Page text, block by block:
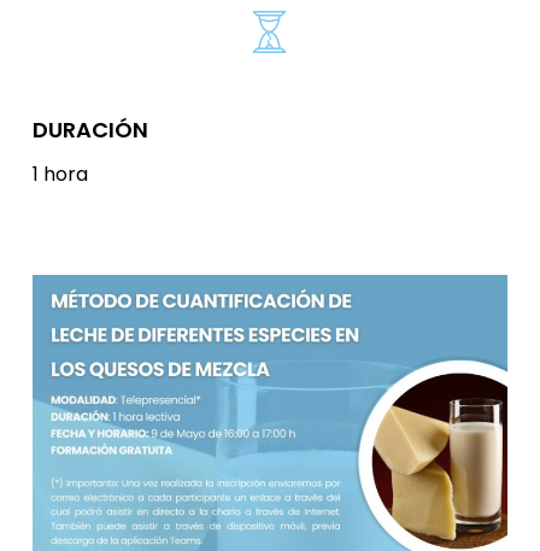
DURACIÓN
1 hora